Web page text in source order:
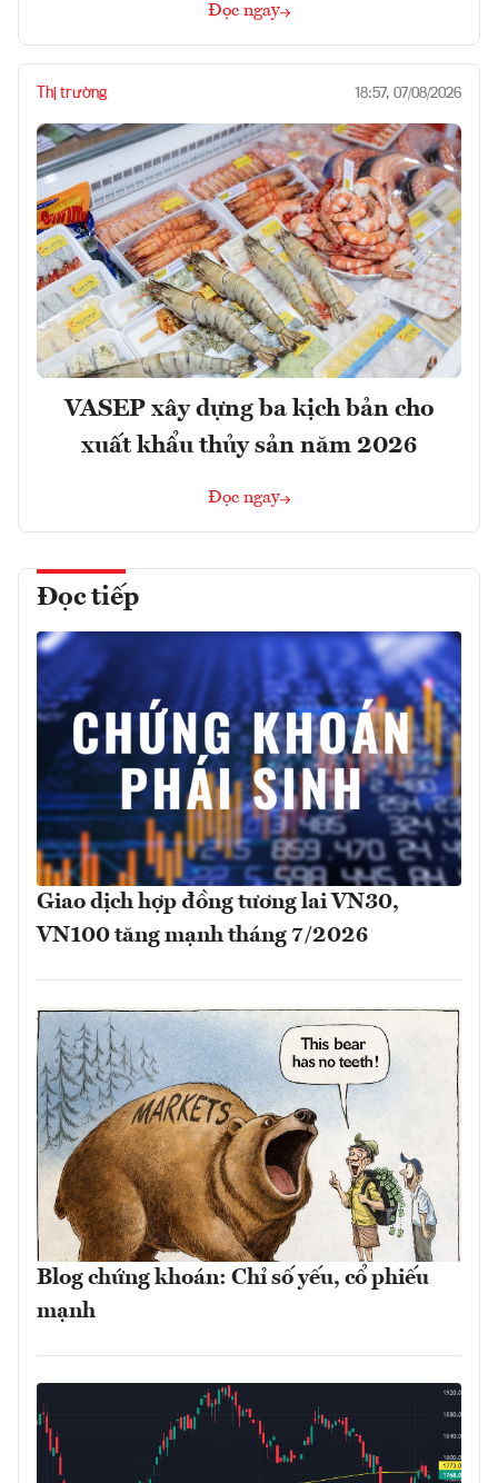
Đọc ngay
Thị trường 18:57, 07/08/2026
VASEP xây dựng ba kịch bản cho
xuất khẩu thủy sản năm 2026
Đọc ngay
Đọc tiếp
Giao dịch hợp đồng tương lai VN30,
VN100 tăng mạnh tháng 7/2026
Blog chứng khoán: Chỉ số yếu, cổ phiếu
mạnh